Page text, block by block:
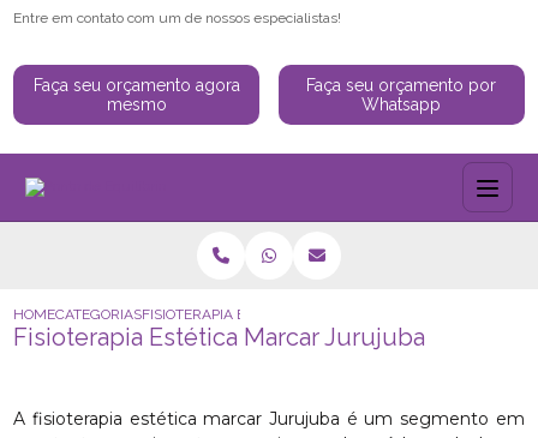
Entre em contato com um de nossos especialistas!
Faça seu orçamento agora
mesmo
Faça seu orçamento por
Whatsapp
HOMECATEGORIASFISIOTERAPIA ESTÉTICA MARCAR JURUJUBA
Fisioterapia Estética Marcar Jurujuba
A fisioterapia estética marcar Jurujuba é um segmento em